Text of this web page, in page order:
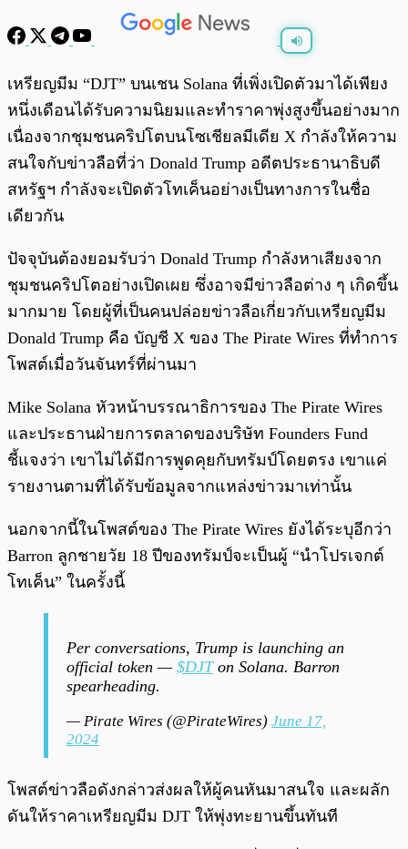
พร้อมเล่น / 0:00
เหรียญมีม “DJT” บนเชน Solana ที่เพิ่งเปิดตัวมาได้เพียง
หนึ่งเดือนได้รับความนิยมและทำราคาพุ่งสูงขึ้นอย่างมาก
เนื่องจากชุมชนคริปโตบนโซเชียลมีเดีย X กำลังให้ความ
สนใจกับข่าวลือที่ว่า Donald Trump อดีตประธานาธิบดี
สหรัฐฯ กำลังจะเปิดตัวโทเค็นอย่างเป็นทางการในชื่อ
เดียวกัน
ปัจจุบันต้องยอมรับว่า Donald Trump กำลังหาเสียงจาก
ชุมชนคริปโตอย่างเปิดเผย ซึ่งอาจมีข่าวลือต่าง ๆ เกิดขึ้น
มากมาย โดยผู้ที่เป็นคนปล่อยข่าวลือเกี่ยวกับเหรียญมีม
Donald Trump คือ บัญชี X ของ The Pirate Wires ที่ทำการ
โพสต์เมื่อวันจันทร์ที่ผ่านมา
Mike Solana หัวหน้าบรรณาธิการของ The Pirate Wires
และประธานฝ่ายการตลาดของบริษัท Founders Fund
ชี้แจงว่า เขาไม่ได้มีการพูดคุยกับทรัมป์โดยตรง เขาแค่
รายงานตามที่ได้รับข้อมูลจากแหล่งข่าวมาเท่านั้น
นอกจากนี้ในโพสต์ของ The Pirate Wires ยังได้ระบุอีกว่า
Barron ลูกชายวัย 18 ปีของทรัมป์จะเป็นผู้ “นำโปรเจกต์
โทเค็น” ในครั้งนี้
Per conversations, Trump is launching an
official token — $DJTon Solana. Barron
spearheading.
— Pirate Wires (@PirateWires) June 17,
2024
โพสต์ข่าวลือดังกล่าวส่งผลให้ผู้คนหันมาสนใจ และผลัก
ดันให้ราคาเหรียญมีม DJT ให้พุ่งทะยานขึ้นทันที